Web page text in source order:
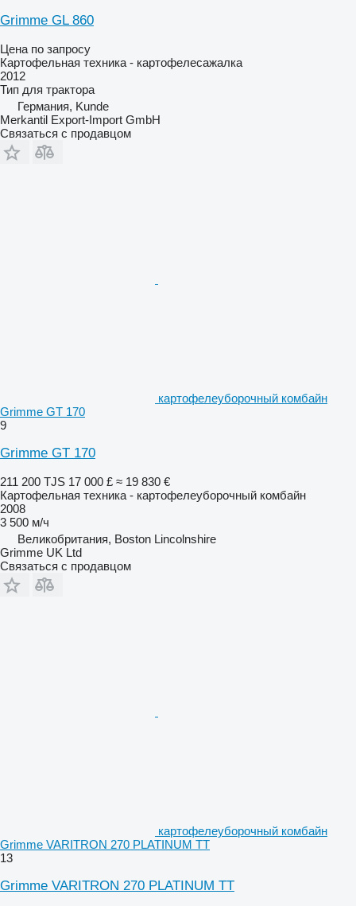
Grimme GL 860
Цена по запросу
Картофельная техника - картофелесажалка
2012
Тип для трактора
Германия, Kunde
Merkantil Export-Import GmbH
Связаться с продавцом
картофелеуборочный комбайн
Grimme GT 170
9
Grimme GT 170
211 200 TJS 17 000 £ ≈ 19 830 €
Картофельная техника - картофелеуборочный комбайн
2008
3 500 м/ч
Великобритания, Boston Lincolnshire
Grimme UK Ltd
Связаться с продавцом
картофелеуборочный комбайн
Grimme VARITRON 270 PLATINUM TT
13
Grimme VARITRON 270 PLATINUM TT